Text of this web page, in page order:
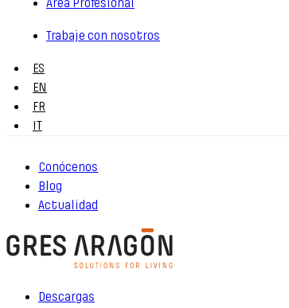
Área Profesional
Trabaje con nosotros
ES
EN
FR
IT
Conócenos
Blog
Actualidad
Descargas